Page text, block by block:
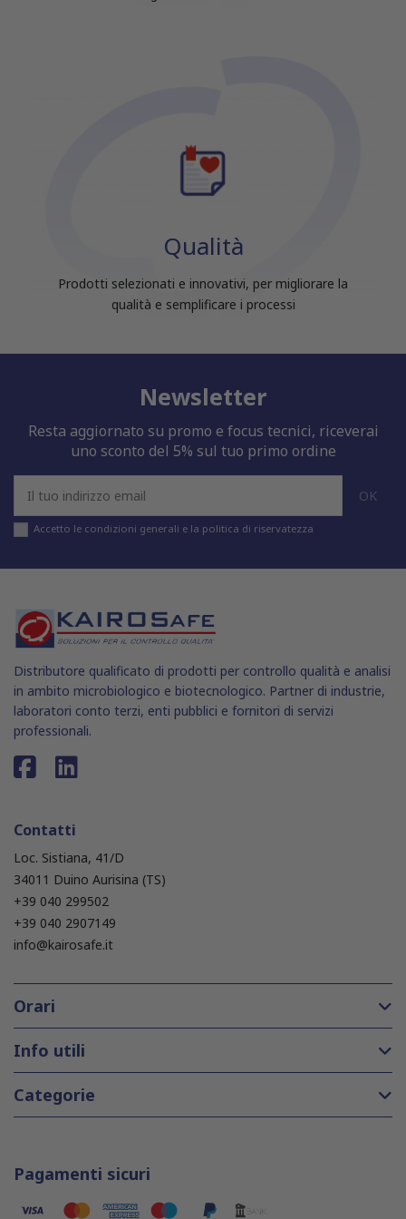
Qualità
Prodotti selezionati e innovativi, per migliorare la
qualità e semplificare i processi
Newsletter
Resta aggiornato su promo e focus tecnici, riceverai
uno sconto del 5% sul tuo primo ordine
Accetto le condizioni generali e la politica di riservatezza
Distributore qualificato di prodotti per controllo qualità e analisi
in ambito microbiologico e biotecnologico. Partner di industrie,
laboratori conto terzi, enti pubblici e fornitori di servizi
professionali.
Contatti
Loc. Sistiana, 41/D
34011 Duino Aurisina (TS)
+39 040 299502
+39 040 2907149
info@kairosafe.it
Orari
Info utili
Categorie
Pagamenti sicuri